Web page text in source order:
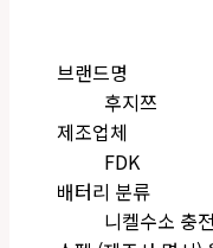
브랜드명
후지쯔
제조업체
FDK
배터리 분류
니켈수소 충